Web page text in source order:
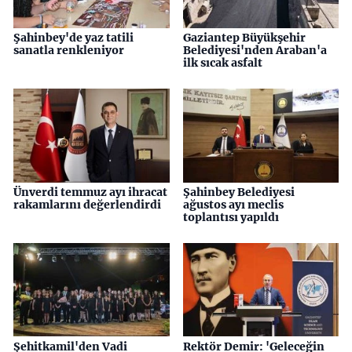
Şahinbey'de yaz tatili
sanatla renkleniyor
Gaziantep Büyükşehir
Belediyesi'nden Araban'a
ilk sıcak asfalt
Ünverdi temmuz ayı ihracat
rakamlarını değerlendirdi
Şahinbey Belediyesi
ağustos ayı meclis
toplantısı yapıldı
Şehitkamil'den Vadi
Rektör Demir: 'Geleceğin